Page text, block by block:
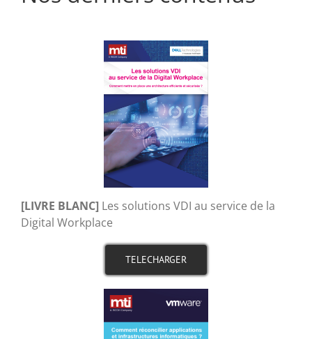
[LIVRE BLANC] Les solutions VDI au service de la
Digital Workplace
TELECHARGER